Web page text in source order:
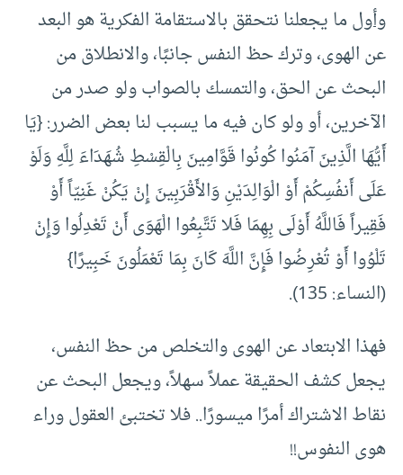
وأولما يجعلنا نتحقق بالاستقامة الفكرية هو البعد
عن الهوى، وترك حظ النفس جانبًا، والانطلاق من
البحث عن الحق، والتمسك بالصواب ولو صدر من
الآخرين، أو ولو كان فيه ما يسبب لنا بعض الضرر: {يَا
أَيُّهَا الَّذِينَ آمَنُوا كُونُوا قَوَّامِينَ بِالْقِسْطِ شُهَدَاءَ لِلَّهِ وَلَوْ
عَلَى أَنفُسِكُمْ أَوْ الْوَالِدَيْنِ وَالأَقْرَبِينَ إِنْ يَكُنْ غَنِيّاً أَوْ
فَقِيراً فَاللَّهُ أَوْلَى بِهِمَا فَلا تَتَّبِعُوا الْهَوَى أَنْ تَعْدِلُوا وَإِنْ
تَلْوُوا أَوْ تُعْرِضُوا فَإِنَّ اللَّهَ كَانَ بِمَا تَعْمَلُونَ خَبِيرًا}
(النساء: 135).
فهذا الابتعاد عن الهوى والتخلص من حظ النفس،
يجعل كشف الحقيقة عملاً سهلاً، ويجعل البحث عن
نقاط الاشتراك أمرًا ميسورًا.. فلا تختبئ العقول وراء
هوى النفوس!!